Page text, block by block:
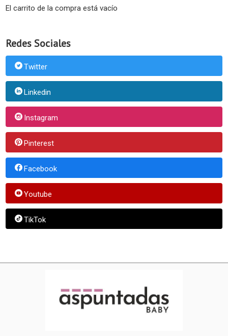
El carrito de la compra está vacío
Redes Sociales
Twitter
Linkedin
Instagram
Pinterest
Facebook
Youtube
TikTok